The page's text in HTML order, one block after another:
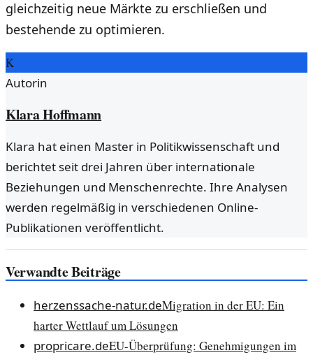
gleichzeitig neue Märkte zu erschließen und
bestehende zu optimieren.
K
Autorin
Klara Hoffmann
Klara hat einen Master in Politikwissenschaft und
berichtet seit drei Jahren über internationale
Beziehungen und Menschenrechte. Ihre Analysen
werden regelmäßig in verschiedenen Online-
Publikationen veröffentlicht.
Verwandte Beiträge
herzenssache-natur.deMigration in der EU: Ein
harter Wettlauf um Lösungen
propricare.deEU-Überprüfung: Genehmigungen im